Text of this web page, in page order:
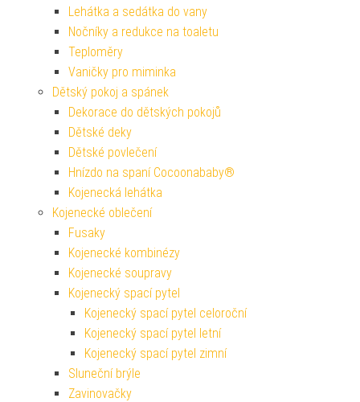
Lehátka a sedátka do vany
Nočníky a redukce na toaletu
Teploměry
Vaničky pro miminka
Dětský pokoj a spánek
Dekorace do dětských pokojů
Dětské deky
Dětské povlečení
Hnízdo na spaní Cocoonababy®
Kojenecká lehátka
Kojenecké oblečení
Fusaky
Kojenecké kombinézy
Kojenecké soupravy
Kojenecký spací pytel
Kojenecký spací pytel celoroční
Kojenecký spací pytel letní
Kojenecký spací pytel zimní
Sluneční brýle
Zavinovačky